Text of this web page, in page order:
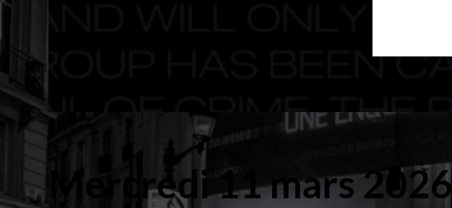
Mercredi 11 mars 2026